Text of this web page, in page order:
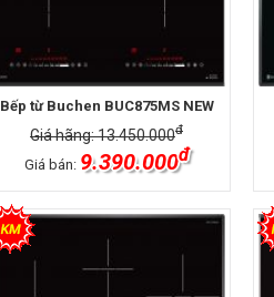
Bếp từ Buchen BUC875MS NEW
Giá hãng: 13.450.000đ
Giá bán: 9.390.000đ